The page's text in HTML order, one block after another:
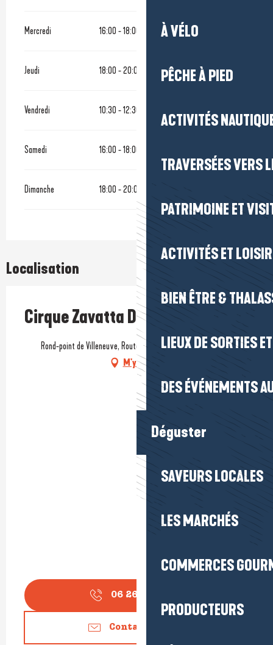
À VÉLO
PÊCHE À PIED
ACTIVITÉS
TRAVERSÉES VERS
PATRIMOINE ET
ACTIVITÉS ET
BIEN ÊTRE &
LIEUX DE SORTIES
DES ÉVÉNEMENTS
Déguster
SAVEURS LOCALES
LES MARCHÉS
COMMERCES
PRODUCTEURS
Mercredi 16:00 - 18:00 20:00 - 22:00
Jeudi 18:00 - 20:00
Vendredi 10:30 - 12:30
Samedi 16:00 - 18:00
Dimanche 18:00 - 20:00
Localisation
Cirque Zavatta Douchet
Rond-point de Villeneuve, Route de La Baule, 44350 Guérande
M'y rendre
06 26 07 07
Contactez-nous